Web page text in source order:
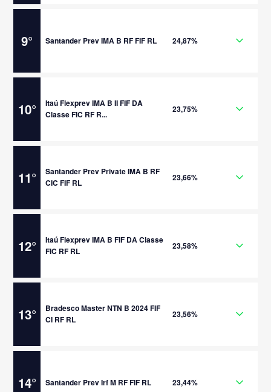
9° Santander Prev IMA B RF FIF RL 24,87%
10°
Itaú Flexprev IMA B II FIF DA
Classe FIC RF R...
23,75%
11°
Santander Prev Private IMA B RF
CIC FIF RL
23,66%
12°
Itaú Flexprev IMA B FIF DA Classe
FIC RF RL
23,58%
13°
Bradesco Master NTN B 2024 FIF
CI RF RL
23,56%
14° Santander Prev Irf M RF FIF RL 23,44%